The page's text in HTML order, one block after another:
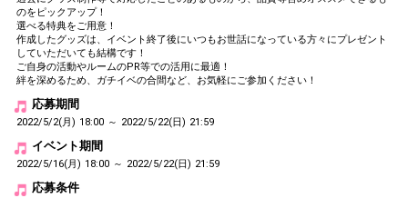
send them gifts.
To send performers paid items,
you must use Show Gold.
のをピックアップ！
選べる特典をご用意！
作成したグッズは、イベント終了後にいつもお世話になっている方々にプレゼント
していただいても結構です！
ご自身の活動やルームのPR等での活用に最適！
絆を深めるため、ガチイベの合間など、お気軽にご参加ください！
応募期間
2022/5/2(月) 18:00 ～ 2022/5/22(日) 21:59
イベント期間
2022/5/16(月) 18:00 ～ 2022/5/22(日) 21:59
応募条件